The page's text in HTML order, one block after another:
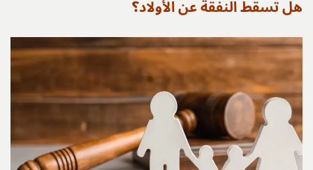
هل تسقط النفقة عن الأولاد؟